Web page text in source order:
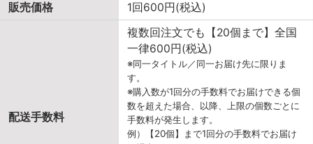
販売価格
1回600円(税込)
配送手数料
複数回注文でも【20個まで】全国
一律600円(税込)
※同一タイトル／同一お届け先に限りま
す。
※購入数が1回分の手数料でお届けできる個
数を超えた場合、以降、上限の個数ごとに
手数料が発生します。
例）【20個】まで1回分の手数料でお届け